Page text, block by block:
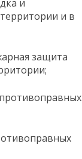
и
и в
защита